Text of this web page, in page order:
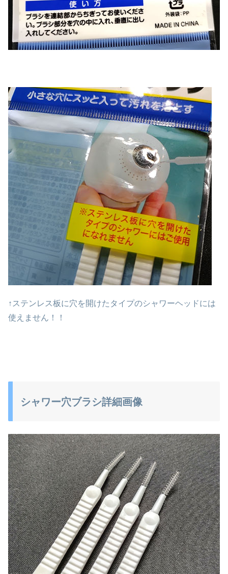
↑ステンレス板に穴を開けたタイプのシャワーヘッドには
使えません！！
シャワー穴ブラシ詳細画像